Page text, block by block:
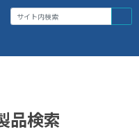
品検索